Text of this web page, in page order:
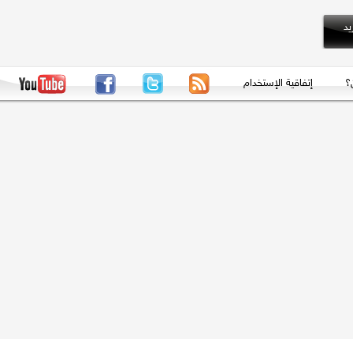
إتفاقية الإستخدام